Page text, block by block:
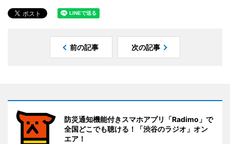
前の記事 次の記事
防災通知機能付きスマホアプリ「Radimo」で
全国どこでも聴ける！「渋谷のラジオ」オン
エア！